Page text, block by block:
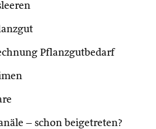
Pflanzgutbedarf
– schon beigetreten?